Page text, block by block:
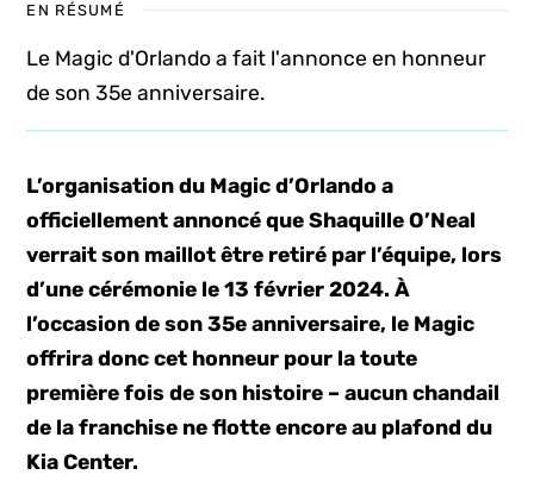
EN RÉSUMÉ
Le Magic d'Orlando a fait l'annonce en honneur
de son 35e anniversaire.
L’organisation du Magic d’Orlando a
officiellement annoncé que Shaquille O’Neal
verrait son maillot être retiré par l’équipe, lors
d’une cérémonie le 13 février 2024. À
l’occasion de son 35e anniversaire, le Magic
offrira donc cet honneur pour la toute
première fois de son histoire – aucun chandail
de la franchise ne flotte encore au plafond du
Kia Center.